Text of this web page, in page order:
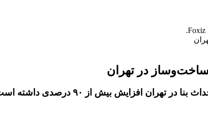
افزایش بیش از ۹۰ درصدی داشته است.